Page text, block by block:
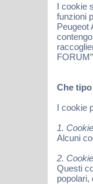
I cookie
funzioni
Peugeot
Che
I cookie
1.
Alcuni
2.
Questi
popolari,